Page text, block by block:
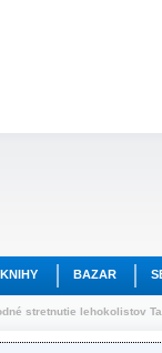
KNIHY BAZAR
stretnutie lehokolistov